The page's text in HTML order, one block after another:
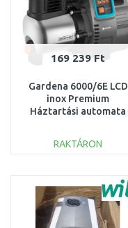
169 239 Ft
Gardena 6000/6E LCD
inox Premium
Háztartási automata
RAKTÁRON
Összehasonlítás